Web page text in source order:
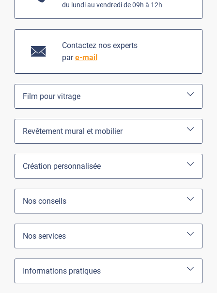
du lundi au vendredi de 09h à 12h
Contactez nos experts
pare-mail
Film pour vitrage
Revêtement mural et mobilier
Création personnalisée
Nos conseils
Nos services
Informations pratiques